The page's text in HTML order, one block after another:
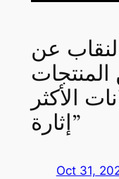
عن
الأكثر
إثارة”
Oct 31,